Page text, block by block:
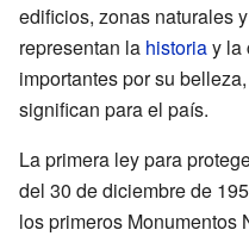
edificios, zonas naturales
representan la historiay la
importantes por su
significan para el país.
La primera ley para
del 30 de diciembre de
los primeros Monumentos